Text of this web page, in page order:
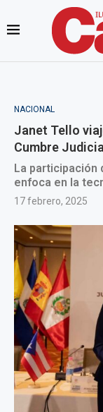
NACIONAL
Janet Tello
Cumbre
La participación
enfoca en la
17 febrero, 2025